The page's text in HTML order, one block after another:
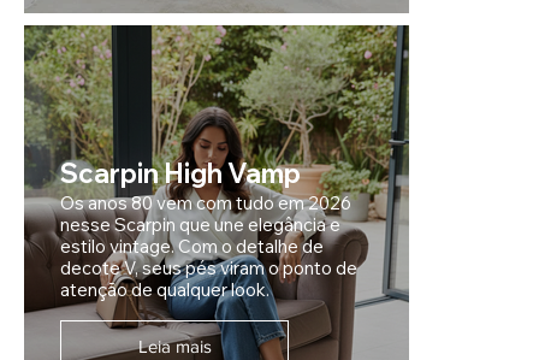
Scarpin High Vamp
Os anos 80 vem com tudo em 2026
nesse Scarpin que une elegância e
estilo vintage. Com o detalhe de
decote V, seus pés viram o ponto de
atenção de qualquer look.
Leia mais